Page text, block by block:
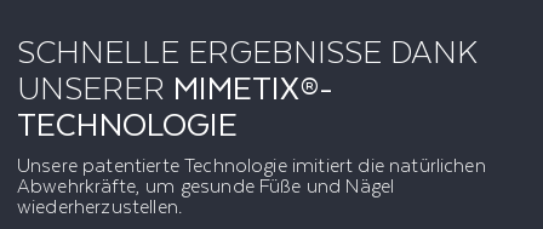
SCHNELLE ERGEBNISSE DANK
UNSERER MIMETIX®-
TECHNOLOGIE
Unsere patentierte Technologie imitiert die natürlichen
Abwehrkräfte, um gesunde Füße und Nägel
wiederherzustellen.